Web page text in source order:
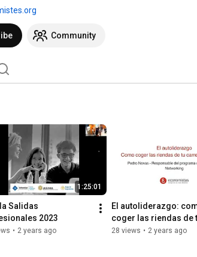
Community
1:25:01
Salidas
2023
• 2 years ago
El autoliderazgo:
coger las riendas de
carrera profesional
28 views • 2 years ago